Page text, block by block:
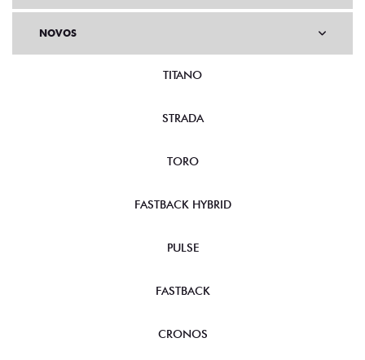
NOVOS
TITANO
STRADA
TORO
FASTBACK HYBRID
PULSE
FASTBACK
CRONOS